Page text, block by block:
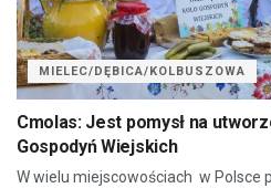
MIELEC/DĘBICA/KOLBUSZOWA
Cmolas: Jest pomysł na
Gospodyń Wiejskich
W wielu miejscowościach w Polsce